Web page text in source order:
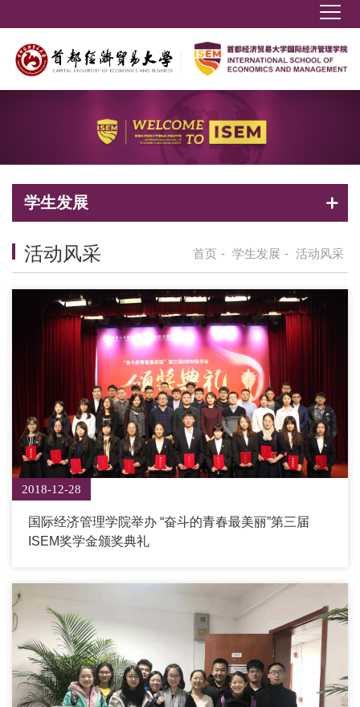
学生发展
首页 - 学生发展 - 活动风采
活动风采
2018-12-28
国际经济管理学院举办 “奋斗的青春最美丽”第三届
ISEM奖学金颁奖典礼